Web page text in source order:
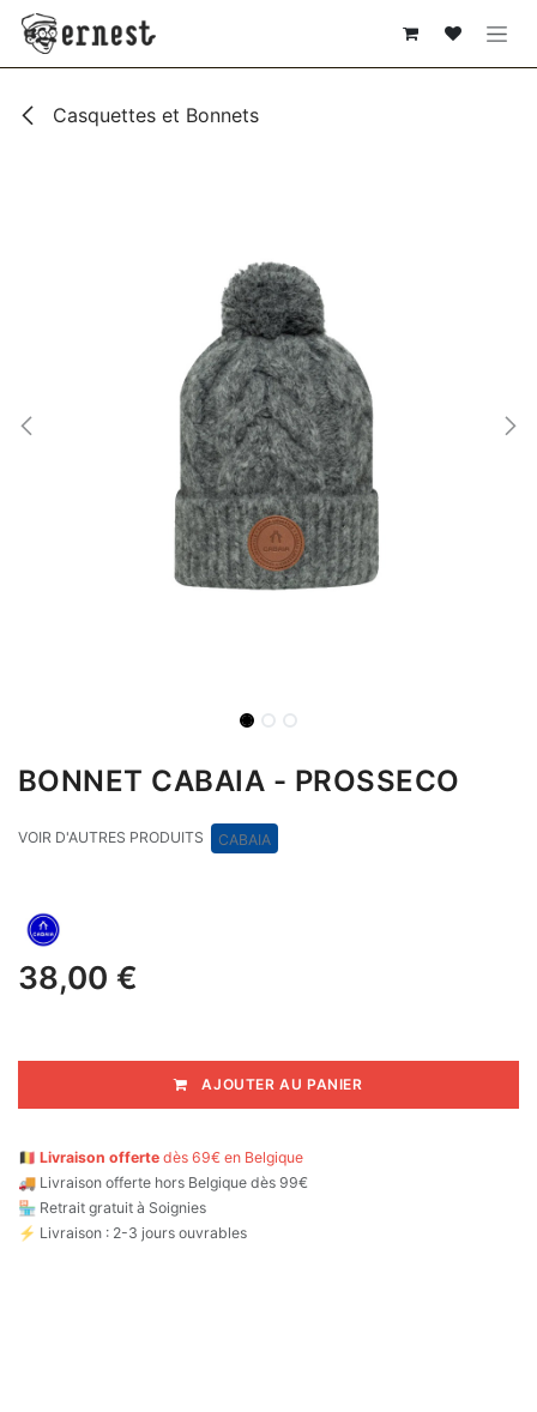
SE RENDRE AU CONTENU
Casquettes et Bonnets
BONNET CABAIA - PROSSECO
VOIR D'AUTRES PRODUITS CABAIA
38,00 €
AJOUTER AU PANIER
🇧🇪 Livraison offerte dès 69€ en Belgique
🚚 Livraison offerte hors Belgique dès 99€
🏪 Retrait gratuit à Soignies
⚡ Livraison : 2-3 jours ouvrables